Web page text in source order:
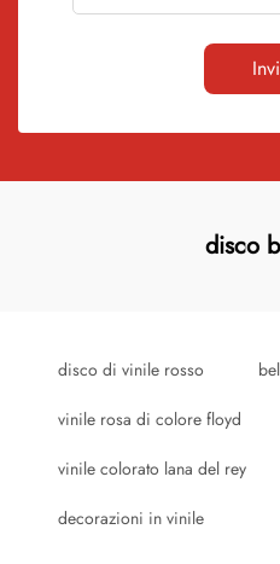
disco
disco di vinile rosso
vinile rosa di colore floyd
vinile colorato lana del rey
decorazioni in vinile